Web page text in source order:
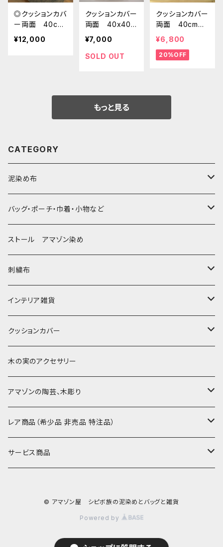
◎クッションカバ
ー両面 40cm
用 墨色系泥染
めダブル シピボ
ク 民芸 お洒
¥12,000
クッションカバー
両面 40x40c
m パッチワー
クとギザギザ染
め シピボ族の泥
エスニック 民
芸 お洒落イン
テリア
¥7,000
SOLD OUT
クッションカバー
両面 40cm
用 ベージュに
ピンク模様 シピ
ボ族の泥染めカ
ック 民芸 お
ア 35x35cm
¥6,800
20%OFF
もっと見る
CATEGORY
泥染め布
大判布150-特大250cm ベッドカバー
〜155cm
〜180cm
中型布 30-90cm
80-90-
-70-
小型布 コースター・カフェマット・ポットマット
小型マット（正方形）
小型マット（長方形）
細長布 ロング テーブルランナー
バッグ・ポーチ・巾着・小物など
バッグ
草木染めと泥染め
帆布の泥染め
ポシェット・ポーチ・巾着
ポシェット・ショルダー
ポーチ・丸ポーチ・クラッチバッグ
パッチワーク
その他
ブックカバー
ストール アマゾン染め
刺繍布
大判刺繍腰巻
大判泥染め刺繍
小型・中型刺繍雑貨
インテリア雑貨
額装・木枠・パネル
テーブルコーディネート
コースター
カフェマット
ティッシュケースカバー
クッションカバー
小さめ 35cmより
40〜43cm
45cmx45cm
大きめ 50cmx50cm
木の実のアクセサリー
アマゾンの陶芸、木彫り
素焼きの器、動物たち
木彫りのアルマジロ、動物たち
レア商品（希少品 非売品 特注品）
泥染め布途中図
サービス商品
© アマゾン屋 シピボ族の泥染めとバッグと雑貨
Powered by